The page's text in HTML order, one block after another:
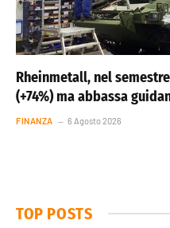
Rheinmetall, nel
(+74%) ma abbassa
FINANZA 6 Agosto 2026
TOP POSTS